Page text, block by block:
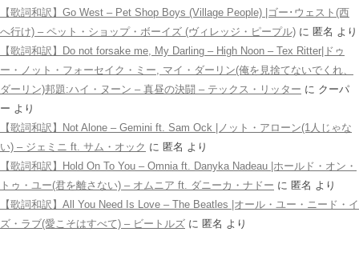
【歌詞和訳】Go West – Pet Shop Boys (Village People) |ゴー･ウェスト(西
へ行け) – ペット・ショップ・ボーイズ (ヴィレッジ・ピープル) に 匿名 より
【歌詞和訳】Do not forsake me, My Darling – High Noon – Tex Ritter|ドゥ
ー・ノット・フォーセイク・ミー, マイ・ダーリン(俺を見捨てないでくれ、
ダーリン)邦題:ハイ・ヌーン – 真昼の決闘 – テックス・リッター に クーパ
ー より
【歌詞和訳】Not Alone – Gemini ft. Sam Ock |ノット・アローン(1人じゃな
い) – ジェミニ ft. サム・オック に 匿名 より
【歌詞和訳】Hold On To You – Omnia ft. Danyka Nadeau |ホールド・オン・
トゥ・ユー(君を離さない) – オムニア ft. ダニーカ・ナドー に 匿名 より
【歌詞和訳】All You Need Is Love – The Beatles |オール・ユー・ニード・イ
ズ・ラブ(愛こそはすべて) – ビートルズ に 匿名 より